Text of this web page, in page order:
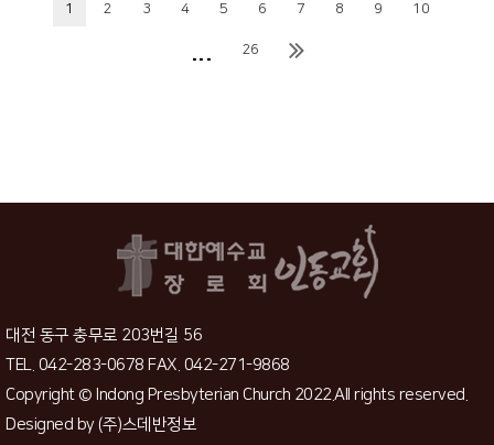
1 2 3 4 5 6 7 8 9 10
... 26
대전 동구 충무로 203번길 56
TEL. 042-283-0678 FAX. 042-271-9868
Copyright © Indong Presbyterian Church 2022.All rights reserved.
Designed by(주)스데반정보